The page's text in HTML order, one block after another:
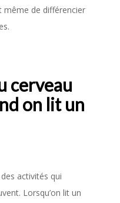
même de différencier
cerveau
on lit un
activités qui
Lorsqu’on lit un